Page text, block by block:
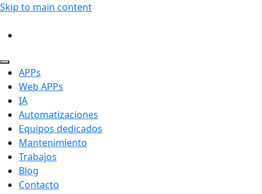
Skip to main content
APPs
Web APPs
IA
Automatizaciones
Equipos dedicados
Mantenimiento
Trabajos
Blog
Contacto